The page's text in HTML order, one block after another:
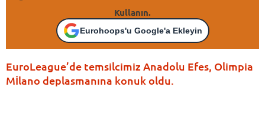
Kullanın.
Eurohoops'u Google'a Ekleyin
EuroLeague’de temsilcimiz Anadolu Efes, Olimpia
Mİlano deplasmanına konuk oldu.